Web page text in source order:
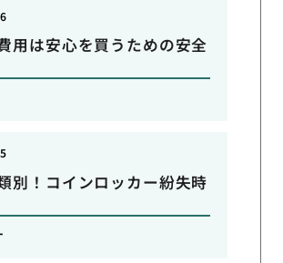
用は安心を買うための安全
別！コインロッカー紛失時